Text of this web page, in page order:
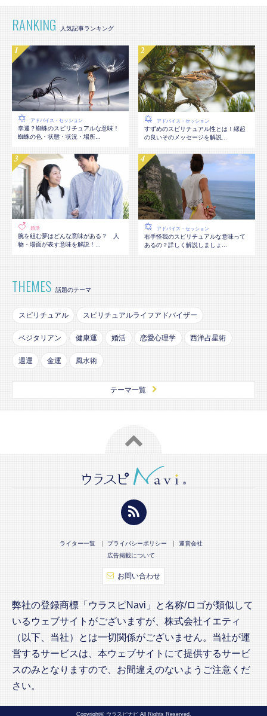
RANKING
アドバイス・セッション
幸運？蜘蛛のスピリチュアルな意味！
蜘蛛の色・状態・状況・場所...
アドバイス・セッション
すずめのスピリチュアル性とは！縁起
の良いそのメッセージを解説...
婚活
腕を組む夢はどんな意味がある？ 人
物・場面が表す意味を解説！...
アドバイス・セッション
右手怪我のスピリチュアルな意味って
あるの？詳しく解説しましょ...
THEMES 話題のテーマ
スピリチュアル スピリチュアルライフアドバイザー
ベジタリアン 健康運 婚活 恋愛心理学 西洋占星術
週運 金運 風水術
テーマ一覧
ライター一覧 プライバシーポリシー
運営会社
広告掲載について
お問い合わせ
弊社の登録商標「ウラスピNavi」と名称/ロゴが類似して
いるウェブサイトがございますが、株式会社イエティ
（以下、当社）とは一切関係がございません。当社が運
営するサービスは、本ウェブサイトにて提供するサービ
スのみとなりますので、お間違えのないようご注意くだ
さい。
Copyright© ウラスピナビ All Rights Reserved.